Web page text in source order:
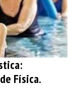
Física.